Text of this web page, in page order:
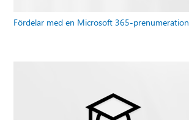
Fördelar med en Microsoft 365-prenumeration